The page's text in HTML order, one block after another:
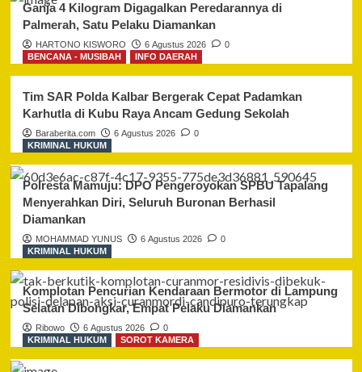
Ganja 4 Kilogram Digagalkan Peredarannya di
Palmerah, Satu Pelaku Diamankan
HARTONO KISWORO 6 Agustus 2026
0
BENCANA - MUSIBAH
INFO DAERAH
Tim SAR Polda Kalbar Bergerak Cepat Padamkan
Karhutla di Kubu Raya Ancam Gedung Sekolah
Baraberita.com 6 Agustus 2026
0
KRIMINAL HUKUM
Polresta Mamuju: DPO Pengeroyokan SPBU Tapalang
Menyerahkan Diri, Seluruh Buronan Berhasil
Diamankan
MOHAMMAD YUNUS 6 Agustus 2026
0
KRIMINAL HUKUM
Komplotan Pencurian Kendaraan Bermotor di Lampung
Selatan Dibongkar, Empat Pelaku Diamankan
Ribowo 6 Agustus 2026
0
KRIMINAL HUKUM
SOROT KAMERA